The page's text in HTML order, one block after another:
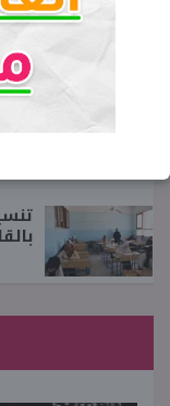
بالقاهرة